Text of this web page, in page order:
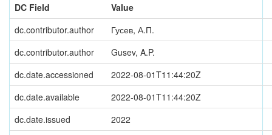
DC Field
Value
dc.contributor.author
Гусев, А.П.
dc.contributor.author
Gusev, A.P.
dc.date.accessioned
2022-08-01T11:44:20Z
dc.date.available
2022-08-01T11:44:20Z
dc.date.issued
2022